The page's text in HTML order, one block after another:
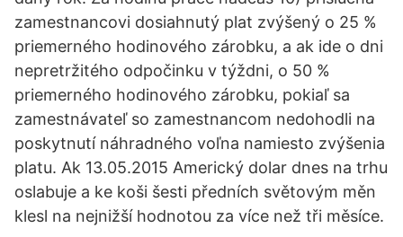
zamestnancovi dosiahnutý plat zvýšený o 25 %
priemerného hodinového zárobku, a ak ide o dni
nepretržitého odpočinku v týždni, o 50 %
priemerného hodinového zárobku, pokiaľ sa
zamestnávateľ so zamestnancom nedohodli na
poskytnutí náhradného voľna namiesto zvýšenia
platu. Ak 13.05.2015 Americký dolar dnes na trhu
oslabuje a ke koši šesti předních světovým měn
klesl na nejnižší hodnotou za více než tři měsíce.